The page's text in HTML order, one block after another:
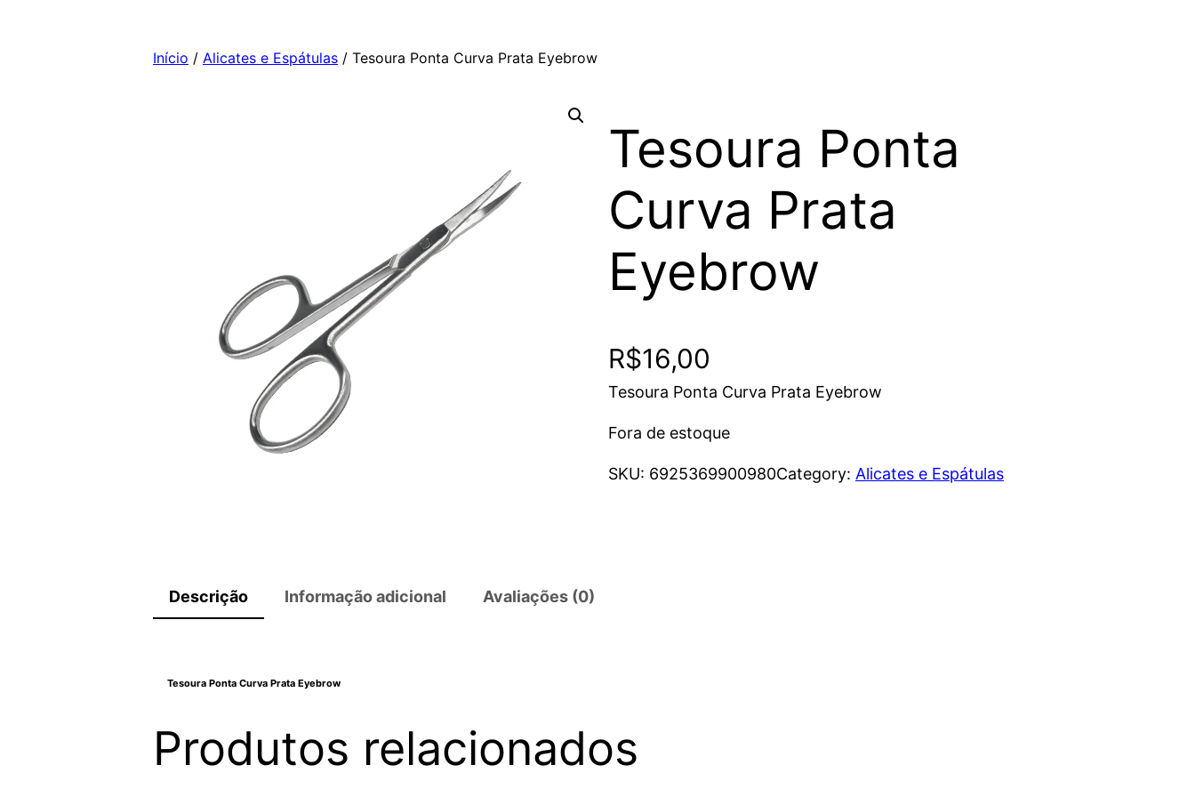
Início / Alicates e Espátulas / Tesoura Ponta Curva Prata Eyebrow
Tesoura Ponta
Curva Prata
Eyebrow
R$16,00
Tesoura Ponta Curva Prata Eyebrow
Fora de estoque
SKU: 6925369900980Category: Alicates e Espátulas
Descrição Informação adicional Avaliações (0)
Tesoura Ponta Curva Prata Eyebrow
Produtos relacionados